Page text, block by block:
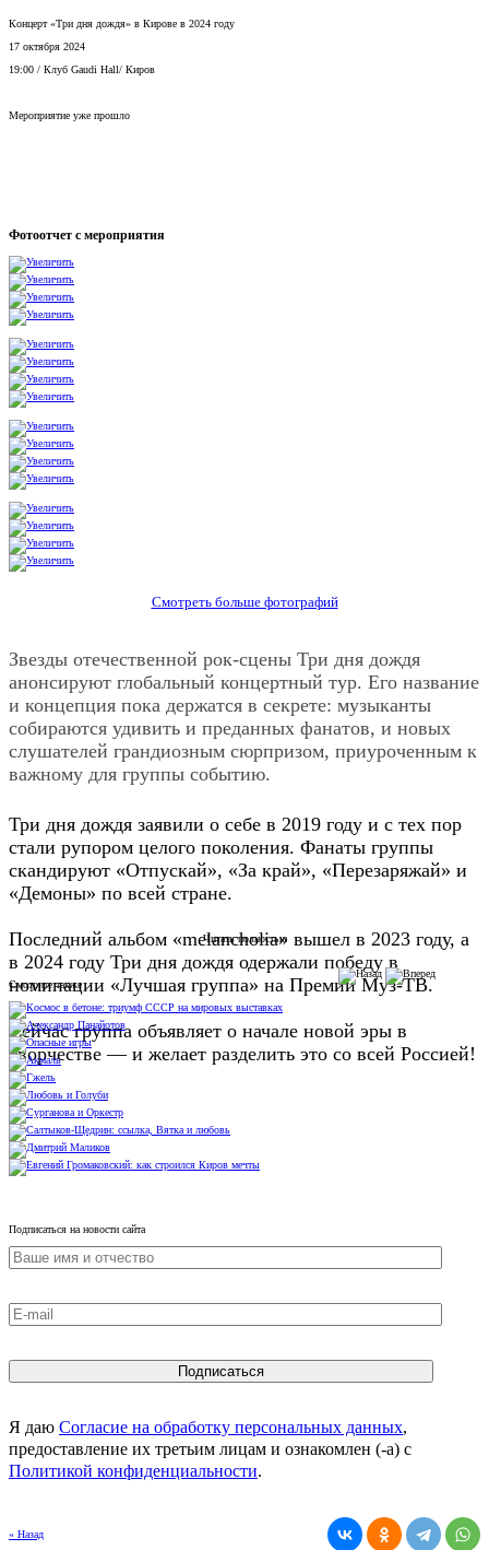
Концерт «Три дня дождя» в Кирове в 2024 году
17 октября 2024
19:00 / Клуб Gaudi Hall/ Киров
Мероприятие уже прошло
Фотоотчет с мероприятия
Смотреть больше фотографий
Звезды отечественной рок-сцены Три дня дождя
анонсируют глобальный концертный тур. Его название
и концепция пока держатся в секрете: музыканты
собираются удивить и преданных фанатов, и новых
слушателей грандиозным сюрпризом, приуроченным к
важному для группы событию.
Три дня дождя заявили о себе в 2019 году и с тех пор
стали рупором целого поколения. Фанаты группы
скандируют «Отпускай», «За край», «Перезаряжай» и
«Демоны» по всей стране.
Последний альбом «melancholia» вышел в 2023 году, а
в 2024 году Три дня дождя одержали победу в
номинации «Лучшая группа» на Премии Муз-ТВ.
Сейчас группа объявляет о начале новой эры в
творчестве — и желает разделить это со всей Россией!
Читать полностью
Смотрите также
Подписаться на новости сайта
Я даю Согласие на обработку персональных данных,
предоставление их третьим лицам и ознакомлен (-а) c
Политикой конфиденциальности.
« Назад